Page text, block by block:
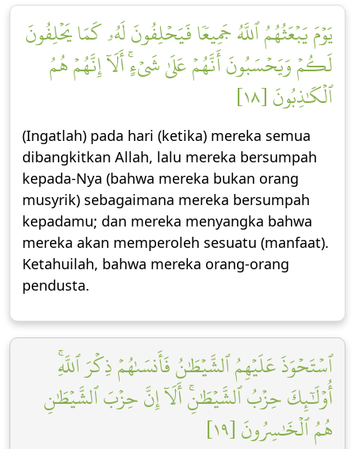
يَوۡمَ يَبۡعَثُهُمُ ٱللَّهُ جَمِيعٗا فَيَحۡلِفُونَ لَهُۥ كَمَا يَحۡلِفُونَ
لَكُمۡ وَيَحۡسَبُونَ أَنَّهُمۡ عَلَىٰ شَيۡءٍۚ أَلَآ إِنَّهُمۡ هُمُ
ٱلۡكَٰذِبُونَ [١٨]
(Ingatlah) pada hari (ketika) mereka semua
dibangkitkan Allah, lalu mereka bersumpah
kepada-Nya (bahwa mereka bukan orang
musyrik) sebagaimana mereka bersumpah
kepadamu; dan mereka menyangka bahwa
mereka akan memperoleh sesuatu (manfaat).
Ketahuilah, bahwa mereka orang-orang
pendusta.
ٱسۡتَحۡوَذَ عَلَيۡهِمُ ٱلشَّيۡطَٰنُ فَأَنسَىٰهُمۡ ذِكۡرَ ٱللَّهِۚ
أُوْلَٰٓئِكَ حِزۡبُ ٱلشَّيۡطَٰنِۚ أَلَآ إِنَّ حِزۡبَ ٱلشَّيۡطَٰنِ
هُمُ ٱلۡخَٰسِرُونَ [١٩]